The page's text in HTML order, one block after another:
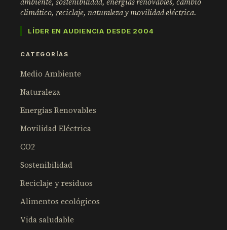
climático, reciclaje, naturaleza y movilidad eléctrica.
LÍDER EN AUDIENCIA DESDE 2004
CATEGORÍAS
Medio Ambiente
Naturaleza
Energías Renovables
Movilidad Eléctrica
CO2
Sostenibilidad
Reciclaje y residuos
Alimentos ecológicos
Vida saludable